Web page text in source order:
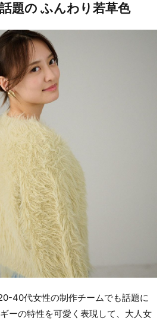
題の ふんわり若草色
40代女性の制作チームでも話題に
ーの特性を可愛く表現して、大人女